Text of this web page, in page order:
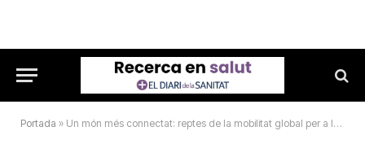
Portada » Un món més connectat: reptes de la mobilitat global per a la salut pública